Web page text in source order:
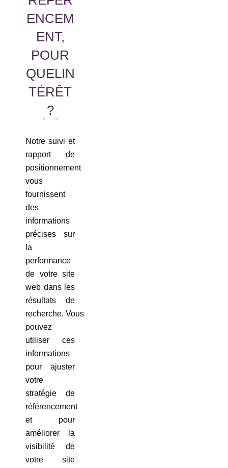
ENCEM
ENT,
POUR
QUELIN
TÉRÊT
?
Notre suivi et
rapport de
positionnement
vous
fournissent
des
informations
précises sur
la
performance
de votre site
web dans les
résultats de
recherche. Vous
pouvez
utiliser ces
informations
pour ajuster
votre
stratégie de
référencement
et pour
améliorer la
visibilité de
votre site